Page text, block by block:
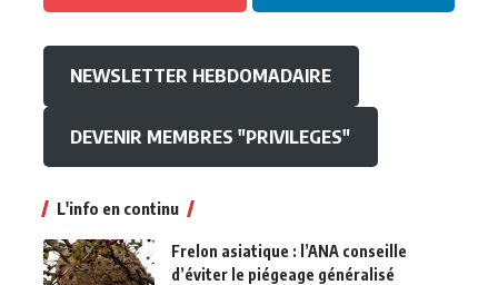
NEWSLETTER HEBDOMADAIRE
DEVENIR MEMBRES "PRIVILEGES"
L'info en continu
Frelon asiatique : l’ANA conseille
d’éviter le piégeage généralisé